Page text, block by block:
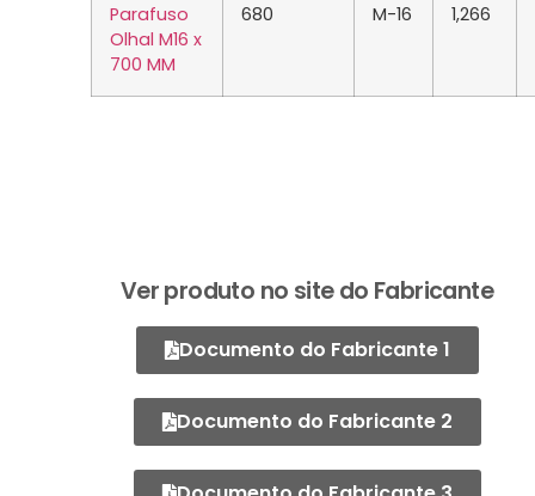
Parafuso
Olhal M16 x
700 MM
680 M-16 1,266
Ver produto no site do Fabricante
Documento do Fabricante 1
Documento do Fabricante 2